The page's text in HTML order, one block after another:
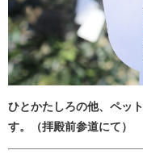
ひとかたしろの他、ペッ
す。（拝殿前参道にて）